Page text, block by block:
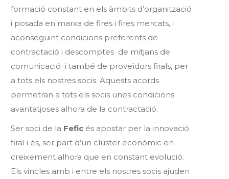
formació constant en els àmbits d’organització
i posada en marxa de fires i fires mercats, i
aconseguint condicions preferents de
contractació i descomptes de mitjans de
comunicació i també de proveïdors firals, per
a tots els nostres socis. Aquests acords
permetran a tots els socis unes condicions
avantatjoses alhora de la contractació.
Ser soci de la Feficés apostar per la innovació
firal i és, ser part d’un clúster econòmic en
creixement alhora que en constant evolució.
Els vincles amb i entre els nostres socis ajuden